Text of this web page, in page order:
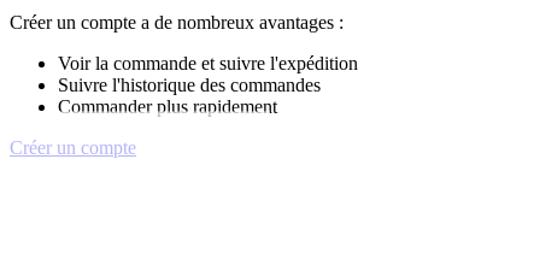
Créer un compte a de nombreux avantages :
Voir la commande et suivre l'expédition
Suivre l'historique des commandes
Commander plus rapidement
Créer un compte